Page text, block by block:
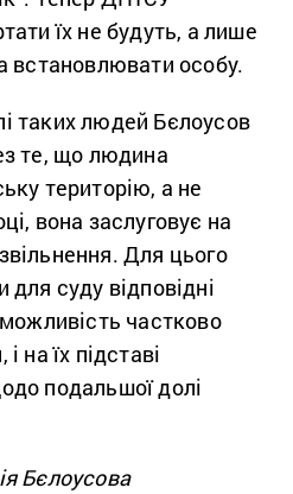
їх не будуть, а лише
встановлювати особу.
таких людей Бєлоусов
те, що людина
територію, а не
вона заслуговує на
Для цього
суду відповідні
частково
на їх підставі
подальшої долі
Бєлоусова